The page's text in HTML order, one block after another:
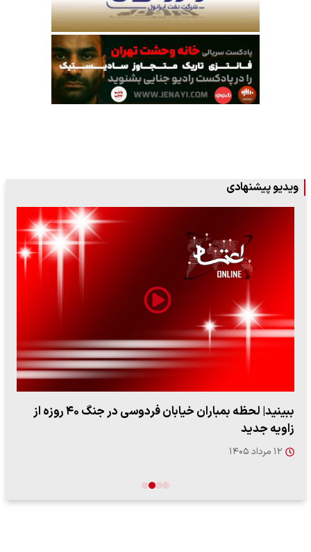
ویدیو پیشنهادی
ببینید| لحظه بمباران خیابان فردوسی در جنگ ۴۰ روزه از
زاویه جدید
۱۲ مرداد ۱۴۰۵